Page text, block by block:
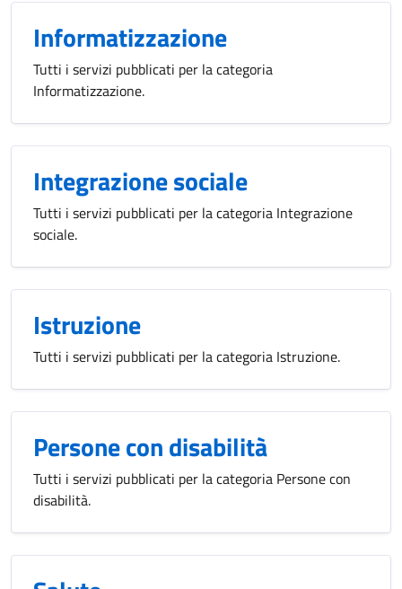
Informatizzazione
Tutti i servizi pubblicati per la categoria
Informatizzazione.
Integrazione sociale
Tutti i servizi pubblicati per la categoria Integrazione
sociale.
Istruzione
Tutti i servizi pubblicati per la categoria Istruzione.
Persone con disabilità
Tutti i servizi pubblicati per la categoria Persone con
disabilità.